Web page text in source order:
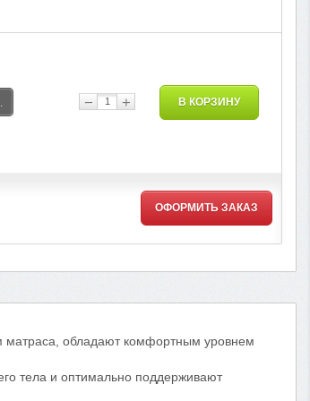
− + В КОРЗИНУ
ОФОРМИТЬ ЗАКАЗ
матраса, обладают комфортным уровнем
тела и оптимально поддерживают